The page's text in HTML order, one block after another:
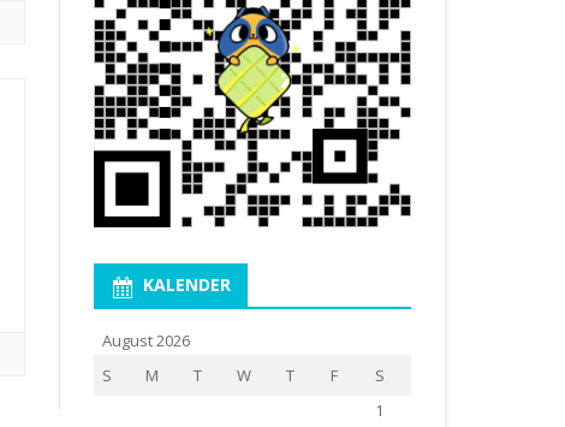
KALENDER
August 2026
S
M T W T F
S
1